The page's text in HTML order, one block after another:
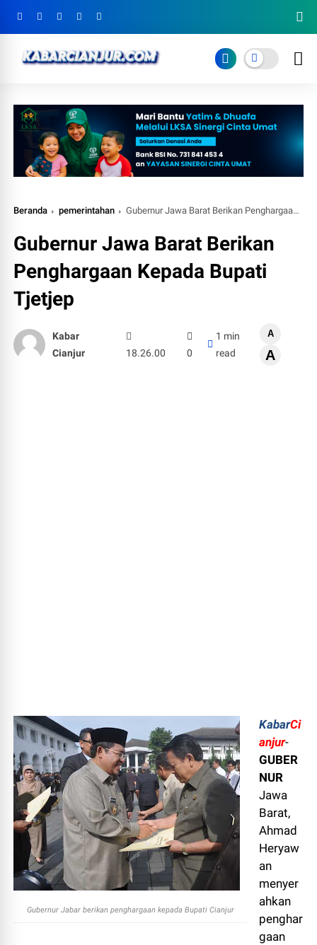
Beranda pemerintahan Gubernur Jawa Barat Berikan Penghargaan Kepada Bupati Tjetjep
Gubernur Jawa Barat Berikan
Penghargaan Kepada Bupati
Tjetjep
Kabar
Cianjur
18.26.00 0
1 min
read
A
A
Gubernur Jabar berikan penghargaan kepada Bupati Cianjur
KabarCi
anjur-
GUBER
NUR
Jawa
Barat,
Ahmad
Heryaw
an
menyer
ahkan
penghar
gaan